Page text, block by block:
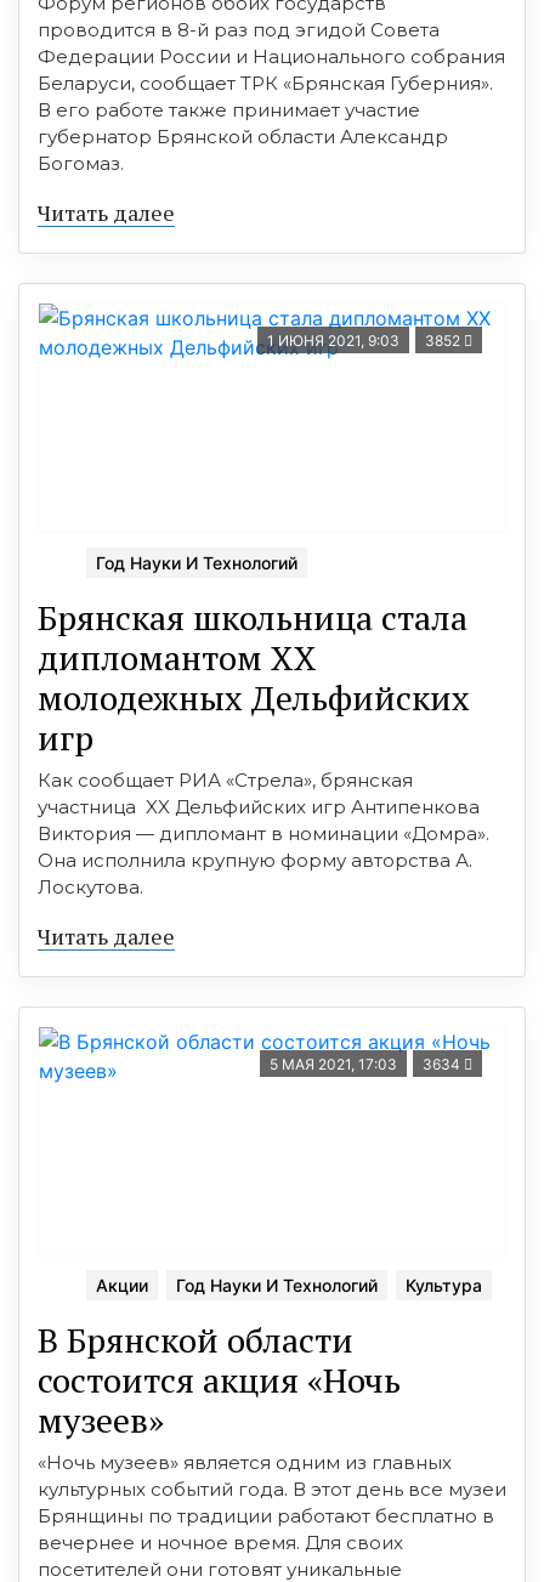
проводится в 8-й раз под эгидой Совета
Федерации России и Национального собрания
Беларуси, сообщает ТРК «Брянская Губерния».
В его работе также принимает участие
губернатор Брянской области Александр
Богомаз.
Читать далее
1 ИЮНЯ 2021, 9:03 3852
Год Науки И Технологий
Брянская школьница стала
дипломантом XX
молодежных Дельфийских
игр
Как сообщает РИА «Стрела», брянская
участница XX Дельфийских игр Антипенкова
Виктория — дипломант в номинации «Домра».
Она исполнила крупную форму авторства А.
Лоскутова.
Читать далее
5 МАЯ 2021, 17:03 3634
Акции Год Науки И Технологий Культура
В Брянской области
состоится акция «Ночь
музеев»
«Ночь музеев» является одним из главных
культурных событий года. В этот день все музеи
Брянщины по традиции работают бесплатно в
вечернее и ночное время. Для своих
посетителей они готовят уникальные